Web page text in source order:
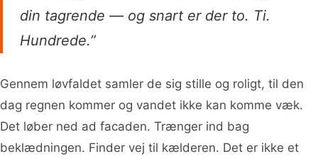
din tagrende — og snart er der to. Ti.
Hundrede.”
Gennem løvfaldet samler de sig stille og roligt, til den
dag regnen kommer og vandet ikke kan komme væk.
Det løber ned ad facaden. Trænger ind bag
beklædningen. Finder vej til kælderen. Det er ikke et